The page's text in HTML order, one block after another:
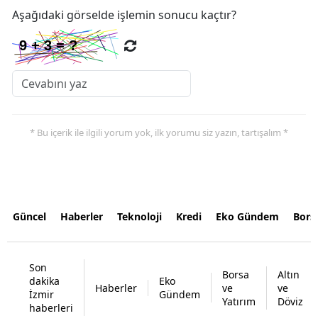
Aşağıdaki görselde işlemin sonucu kaçtır?
* Bu içerik ile ilgili yorum yok, ilk yorumu siz yazın, tartışalım *
Güncel Haberler Teknoloji Kredi Eko Gündem
Son
dakika
İzmir
haberleri
Haberler
Eko
Gündem
Borsa
ve
Yatırım
Altın
ve
Döviz